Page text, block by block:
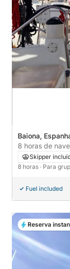
Baiona,
8 horas de
Skipper
8 horas · Para
Fuel included
Reserva